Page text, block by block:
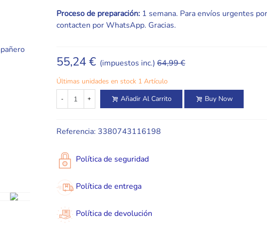
Proceso de preparación:1 semana. Para envíos urgentes
contacten por WhatsApp. Gracias.
55,24 € (impuestos inc.) 64,99 €
Últimas unidades en stock 1 Artículo
- + Añadir Al Carrito Buy Now
Referencia: 3380743116198
Política de seguridad
Política de entrega
Política de devolución